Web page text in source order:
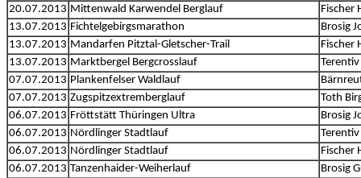
20.07.2013 Mittenwald Karwendel Berglauf
Fischer
13.07.2013 Fichtelgebirgsmarathon
Brosig
13.07.2013 Mandarfen Pitztal-Gletscher-Trail
Fischer
13.07.2013 Marktbergel Bergcrosslauf
07.07.2013 Plankenfelser Waldlauf
07.07.2013 Zugspitzextremberglauf
Toth
06.07.2013 Fröttstätt Thüringen Ultra
Brosig
06.07.2013 Nördlinger Stadtlauf
06.07.2013 Nördlinger Stadtlauf
Fischer
06.07.2013 Tanzenhaider-Weiherlauf
Brosig